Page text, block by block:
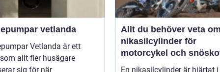
vetlanda
Vetlanda är ett
allt fler husägare
sig för när
Allt du behöver veta
nikasilcylinder för
motorcykel och
En nikasilcylinder är hjärtat i